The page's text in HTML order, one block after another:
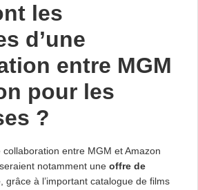
les
d’une
entre MGM
pour les
?
collaboration entre MGM et Amazon
notamment une offre de
, grâce à l’important catalogue de films